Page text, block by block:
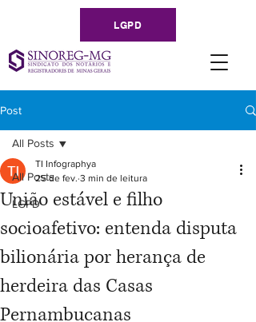
LGPD
Post
All Posts
LGPD
All Posts
União estável e filho
socioafetivo: entenda disputa
bilionária por herança de
herdeira das Casas
Pernambucanas
TI Infographya
25 de fev. 3 min de leitura